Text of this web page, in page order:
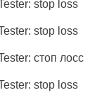
stop loss
stop loss
стоп лосс
stop loss